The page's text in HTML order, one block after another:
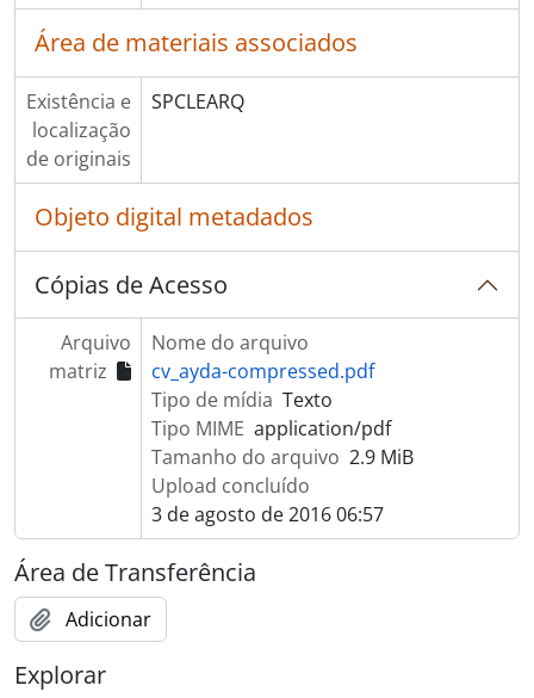
Área de materiais associados
Existência e
localização
de originais
SPCLEARQ
Objeto digital metadados
Cópias de Acesso
Arquivo
matriz
Nome do arquivo
cv_ayda-compressed.pdf
Tipo de mídia Texto
Tipo MIME application/pdf
Tamanho do arquivo 2.9 MiB
Upload concluído
3 de agosto de 2016 06:57
Área de Transferência
Adicionar
Explorar